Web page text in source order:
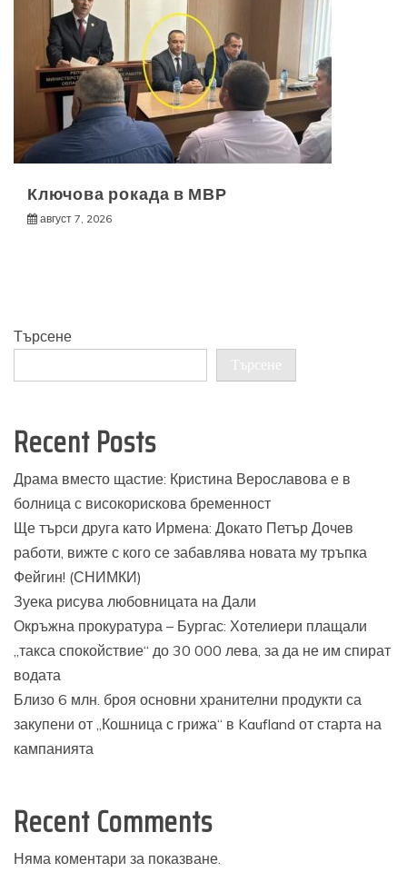
Ключова рокада в МВР
август 7, 2026
Търсене
Търсене
Recent Posts
Драма вместо щастие: Кристина Верославова е в
болница с високорискова бременност
Ще търси друга като Ирмена: Докато Петър Дочев
работи, вижте с кого се забавлява новата му тръпка
Фейгин! (СНИМКИ)
Зуека рисува любовницата на Дали
Окръжна прокуратура – Бургас: Хотелиери плащали
„такса спокойствие“ до 30 000 лева, за да не им спират
водата
Близо 6 млн. броя основни хранителни продукти са
закупени от „Кошница с грижа“ в Kaufland от старта на
кампанията
Recent Comments
Няма коментари за показване.